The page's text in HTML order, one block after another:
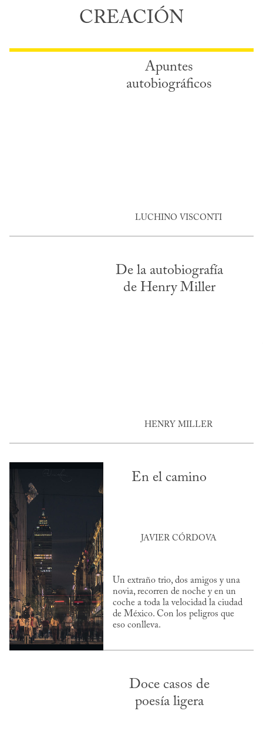
CREACIÓN
Apuntes
autobiográficos
LUCHINO VISCONTI
De la autobiografía
de Henry Miller
HENRY MILLER
En el camino
JAVIER CÓRDOVA
Un extraño trio, dos amigos y una
novia, recorren de noche y en un
coche a toda la velocidad la ciudad
de México. Con los peligros que
eso conlleva.
Doce casos de
poesía ligera